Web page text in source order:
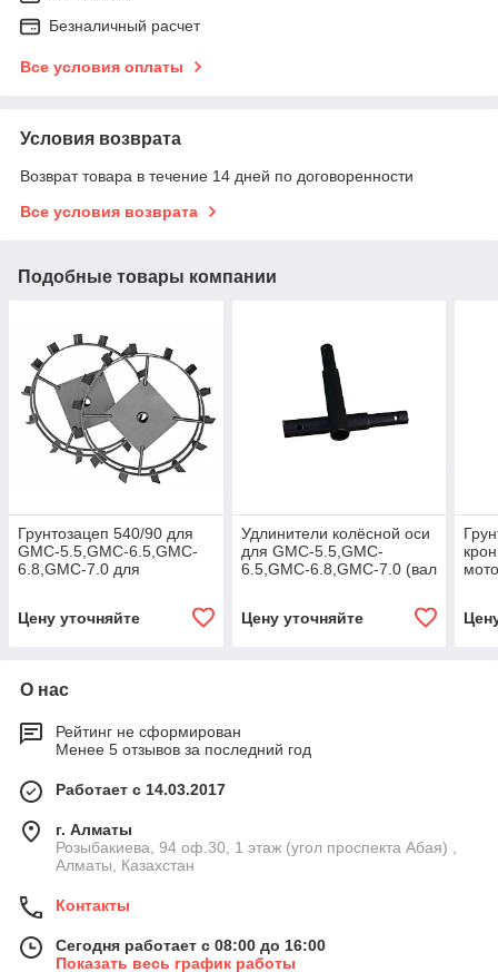
Безналичный расчет
Все условия оплаты
Условия возврата
Возврат товара в течение 14 дней по договоренности
Все условия возврата
Подобные товары компании
Грунтозацеп 540/90 для
GMC-5.5,GMC-6.5,GMC-
6.8,GMC-7.0 для
Цену уточняйте
Удлинители колёсной оси
для GMC-5.5,GMC-
6.5,GMC-6.8,GMC-7.0 (вал
Цену уточняйте
О нас
Рейтинг не сформирован
Менее 5 отзывов за последний год
Работает с 14.03.2017
г. Алматы
Розыбакиева, 94 оф.30, 1 этаж (угол проспекта Абая) ,
Алматы, Казахстан
Контакты
Сегодня работает с 08:00 до 16:00
Показать весь график работы